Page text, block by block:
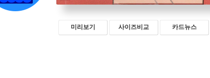
미리보기 사이즈비교 카드뉴스